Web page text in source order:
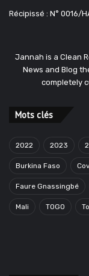
Récipissé : N° 0016/
Jannah is a Clean
News and Blog
completely
Mots clés
2022 2023
Burkina Faso
Faure Gnassingbé
Mali TOGO